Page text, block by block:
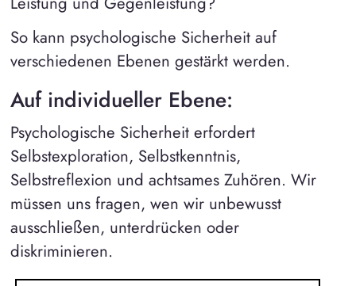
So kann psychologische Sicherheit auf
verschiedenen Ebenen gestärkt werden.
Auf individueller Ebene:
Psychologische Sicherheit erfordert
Selbstexploration, Selbstkenntnis,
Selbstreflexion und achtsames Zuhören. Wir
müssen uns fragen, wen wir unbewusst
ausschließen, unterdrücken oder
diskriminieren.